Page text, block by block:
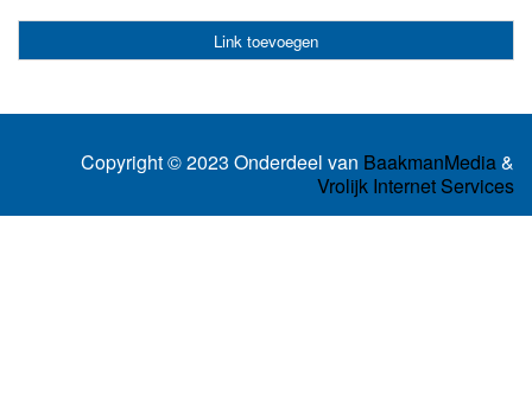
Link toevoegen
Copyright © 2023 Onderdeel van BaakmanMedia&
Vrolijk Internet Services